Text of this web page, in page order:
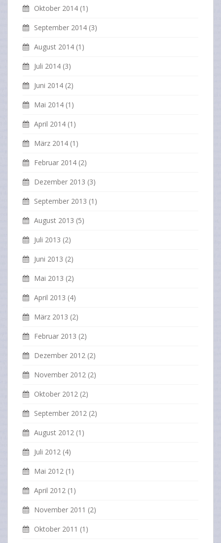
Oktober 2014 (1)
September 2014 (3)
August 2014 (1)
Juli 2014 (3)
Juni 2014 (2)
Mai 2014 (1)
April 2014 (1)
März 2014 (1)
Februar 2014 (2)
Dezember 2013 (3)
September 2013 (1)
August 2013 (5)
Juli 2013 (2)
Juni 2013 (2)
Mai 2013 (2)
April 2013 (4)
März 2013 (2)
Februar 2013 (2)
Dezember 2012 (2)
November 2012 (2)
Oktober 2012 (2)
September 2012 (2)
August 2012 (1)
Juli 2012 (4)
Mai 2012 (1)
April 2012 (1)
November 2011 (2)
Oktober 2011 (1)